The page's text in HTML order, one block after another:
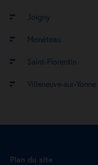
Joigny
Monéteau
Saint-Florentin
Villeneuve-sur-Yonne
Plan du site